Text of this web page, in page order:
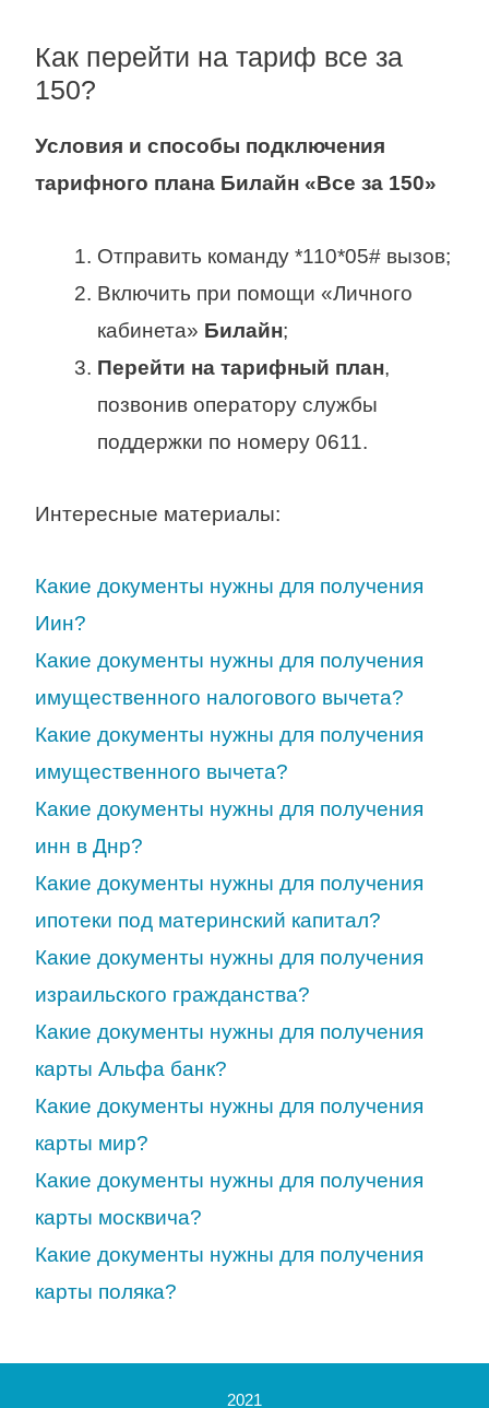
Как перейти на тариф все за
150?
Условия и способы подключения
тарифного плана Билайн «Все за 150»
Отправить команду *110*05# вызов;
Включить при помощи «Личного
кабинета» Билайн;
Перейти на тарифный план,
позвонив оператору службы
поддержки по номеру 0611.
Интересные материалы:
Какие документы нужны для получения
Иин?
Какие документы нужны для получения
имущественного налогового вычета?
Какие документы нужны для получения
имущественного вычета?
Какие документы нужны для получения
инн в Днр?
Какие документы нужны для получения
ипотеки под материнский капитал?
Какие документы нужны для получения
израильского гражданства?
Какие документы нужны для получения
карты Альфа банк?
Какие документы нужны для получения
карты мир?
Какие документы нужны для получения
карты москвича?
Какие документы нужны для получения
карты поляка?
2021